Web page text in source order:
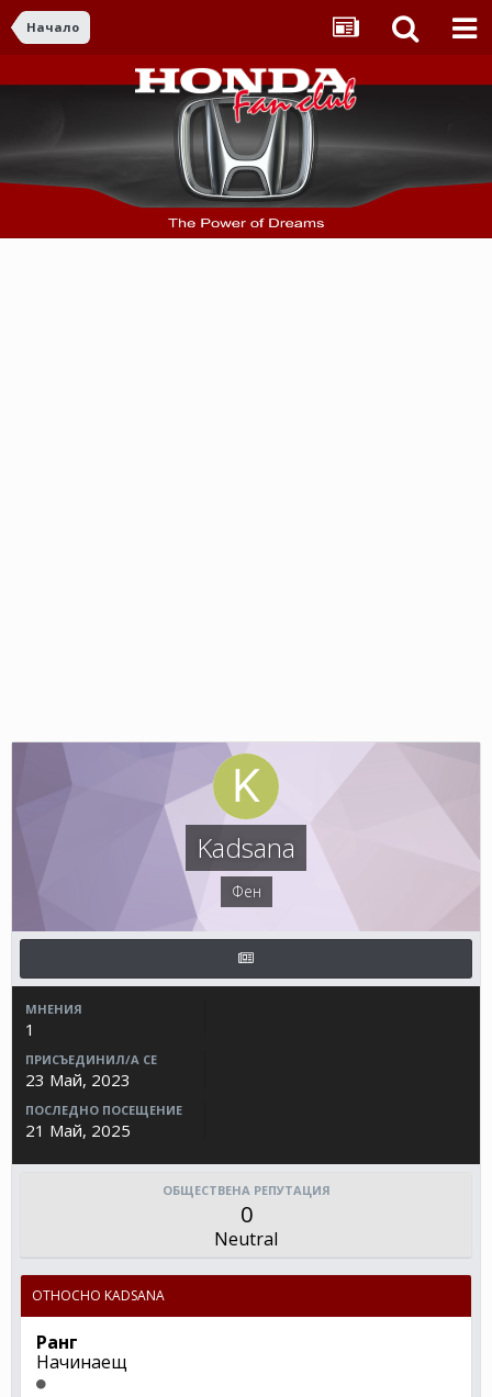
Начало
Kadsana
Фен
МНЕНИЯ
1
ПРИСЪЕДИНИЛ/А СЕ
23 Май, 2023
ПОСЛЕДНО ПОСЕЩЕНИЕ
21 Май, 2025
ОБЩЕСТВЕНА РЕПУТАЦИЯ
0
Neutral
ОТНОСНО KADSANA
Ранг
Начинаещ